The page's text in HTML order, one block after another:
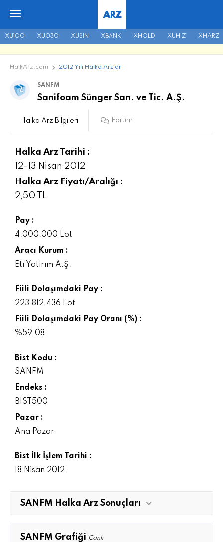
XU100 XU030 XUSIN XBANK XHOLD XUHIZ XHARZ
ARZ
HalkArz.com 2012 Yılı Halka Arzlar
SANFM
Sanifoam Sünger San. ve Tic. A.Ş.
Halka Arz Bilgileri Forum
Halka Arz Tarihi :
12-13 Nisan 2012
Halka Arz Fiyatı/Aralığı :
2,50 TL
Pay :
4.000.000 Lot
Aracı Kurum :
Eti Yatırım A.Ş.
Fiili Dolaşımdaki Pay :
223.812.436 Lot
Fiili Dolaşımdaki Pay Oranı (%) :
%59.08
Bist Kodu :
SANFM
Endeks :
BIST500
Pazar :
Ana Pazar
Bist İlk İşlem Tarihi :
18 Nisan 2012
SANFM Halka Arz Sonuçları
SANFM Grafiği Canlı